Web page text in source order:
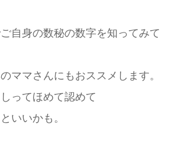
自身の数秘の数字を知ってみて
ママさんにもおススメします。
ってほめて認めて
いいかも。